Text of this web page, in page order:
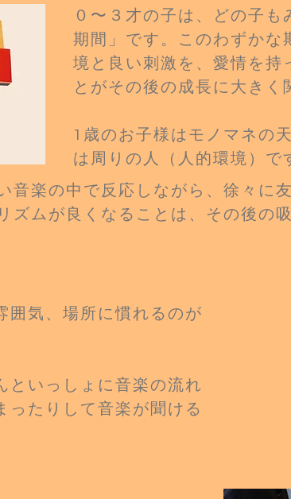
０〜３才の子は、どの子も
期間」 です。このわずかな
境と良い刺激 を、愛情を 持
とがその後の成長 に 大きく
​1歳のお子様はモノマネの
は周りの人（人的環境）で
音楽の中で反応しながら、徐々に
ズムが良くなることは、その後の
囲気、場所に慣れるのが
と いっしょに音楽の流れ
ったりして 音楽が聞ける